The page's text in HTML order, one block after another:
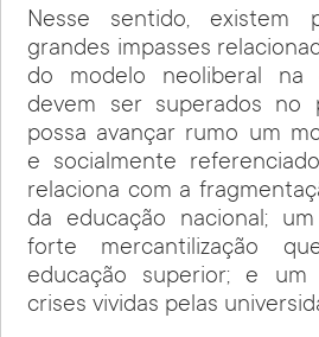
Nesse sentido, existem
grandes impasses
do modelo neoliberal na
devem ser superados no
possa avançar rumo um
e socialmente
relaciona com a
da educação nacional;
forte mercantilização
educação superior; e
crises vividas pelas